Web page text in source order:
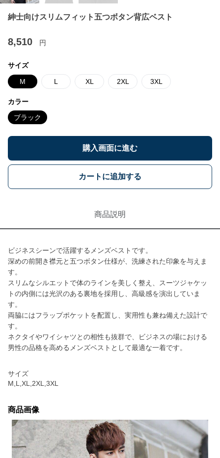
紳士向けスリムフィット五つボタン背広ベスト
8,510 円
サイズ
M L XL 2XL 3XL
カラー
ブラック
購入画面に進む
カートに追加する
商品説明
ビジネスシーンで活躍するメンズベストです。
深めの前開き襟元と五つボタン仕様が、洗練された印象を与えま
す。
スリムなシルエットで体のラインを美しく整え、スーツジャケッ
トの内側には光沢のある裏地を採用し、高級感を演出していま
す。
両脇にはフラップポケットを配置し、実用性も兼ね備えた設計で
す。
ネクタイやワイシャツとの相性も抜群で、ビジネスの場における
男性の品格を高めるメンズベストとして最適な一着です。
サイズ
M,L,XL,2XL,3XL
商品画像